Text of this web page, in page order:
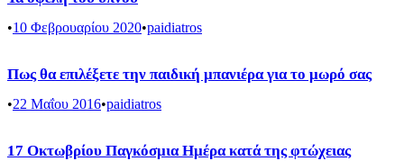
•10 Φεβρουαρίου 2020•paidiatros
Πως θα επιλέξετε την παιδική μπανιέρα για το μωρό σας
•22 Μαΐου 2016•paidiatros
17 Οκτωβρίου Παγκόσμια Ημέρα κατά της φτώχειας